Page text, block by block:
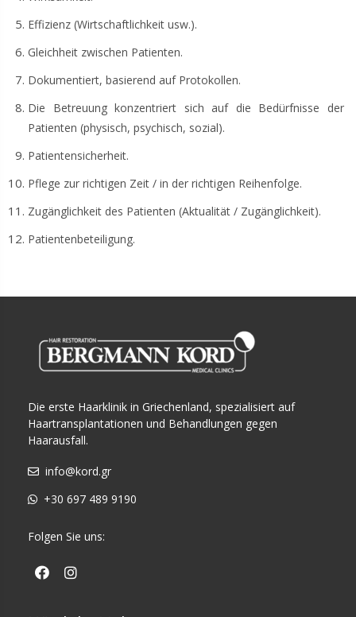
Effizienz (Wirtschaftlichkeit usw.).
Gleichheit zwischen Patienten.
Dokumentiert, basierend auf Protokollen.
Die Betreuung konzentriert sich auf die Bedürfnisse der
Patienten (physisch, psychisch, sozial).
Patientensicherheit.
Pflege zur richtigen Zeit / in der richtigen Reihenfolge.
Zugänglichkeit des Patienten (Aktualität / Zugänglichkeit).
Patientenbeteiligung.
Die erste Haarklinik in Griechenland, spezialisiert auf
Haartransplantationen und Behandlungen gegen
Haarausfall.
info@kord.gr
+30 697 489 9190
Folgen Sie uns: